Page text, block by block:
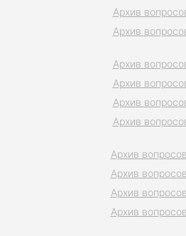
Архив
Архив
Архив
Архив
Архив
Архив
Архив
Архив
Архив
Архив